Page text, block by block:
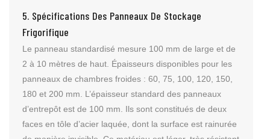
5. Spécifications Des Panneaux De Stockage
Frigorifique
Le panneau standardisé mesure 100 mm de large et de
2 à 10 mètres de haut. Épaisseurs disponibles pour les
panneaux de chambres froides : 60, 75, 100, 120, 150,
180 et 200 mm. L’épaisseur standard des panneaux
d’entrepôt est de 100 mm. Ils sont constitués de deux
faces en tôle d’acier laquée, dont la surface est rainurée